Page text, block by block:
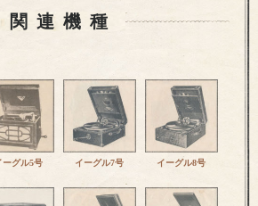
関連機種
ーグル5号 イーグル7号 イーグル8号